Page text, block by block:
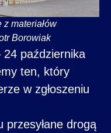
materiałów
Borowiak
października
ten, który
w zgłoszeniu
przesyłane drogą